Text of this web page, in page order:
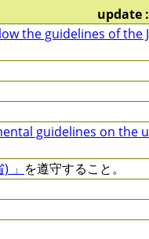
update
the guidelines of the
guidelines on the
」 を遵守すること。